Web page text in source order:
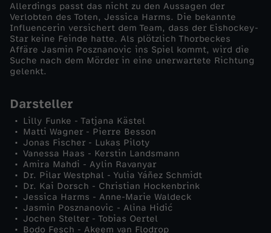
Allerdings passt das nicht zu den Aussagen der
Verlobten des Toten, Jessica Harms. Die bekannte
Influencerin versichert dem Team, dass der Eishockey-
Star keine Feinde hatte. Als plötzlich Thorbeckes
Affäre Jasmin Posznanovic ins Spiel kommt, wird die
Suche nach dem Mörder in eine unerwartete Richtung
gelenkt.
Darsteller
Lilly Funke - Tatjana Kästel
Matti Wagner - Pierre Besson
Jonas Fischer - Lukas Piloty
Vanessa Haas - Kerstin Landsmann
Amira Mahdi - Aylin Ravanyar
Dr. Pilar Westphal - Yulia Yáñez Schmidt
Dr. Kai Dorsch - Christian Hockenbrink
Jessica Harms - Anne-Marie Waldeck
Jasmin Posznanovic - Alina Hidić
Jochen Stelter - Tobias Oertel
Bodo Fesch - Akeem van Flodrop